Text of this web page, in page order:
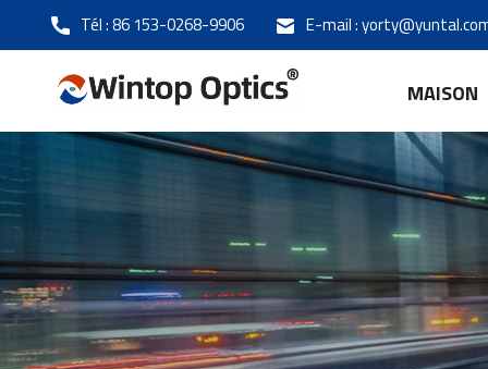
Tél :86 153-0268-9906 E-mail :
MAISON